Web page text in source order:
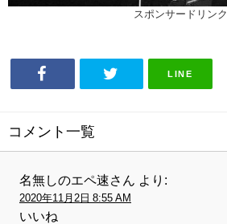
スポンサードリンク
LINE
コメント一覧
名無しのエペ速さん より:
2020年11月2日 8:55 AM
いいね